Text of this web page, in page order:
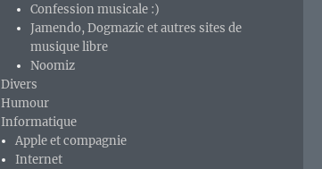
Confession musicale :)
Jamendo, Dogmazic et autres sites de
musique libre
Noomiz
Divers
Humour
Informatique
Apple et compagnie
Internet